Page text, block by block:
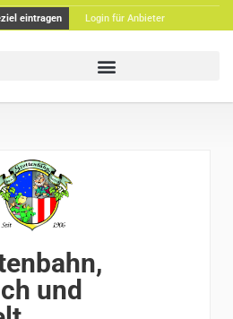
eintragen Login für Anbieter
und